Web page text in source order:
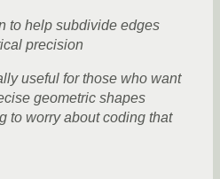
to help subdivide edges
precision
useful for those who want
geometric shapes
to worry about coding that